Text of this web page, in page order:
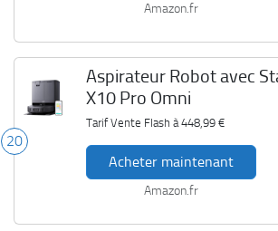
Amazon.fr
20
Aspirateur Robot avec
X10 Pro Omni
Tarif Vente Flash à448,99 €
Acheter maintenant
Amazon.fr